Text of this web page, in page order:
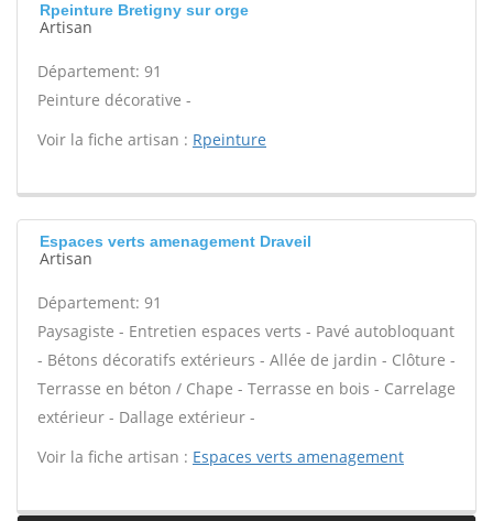
Rpeinture Bretigny sur orge
Artisan
Département: 91
Peinture décorative -
Voir la fiche artisan : Rpeinture
Espaces verts amenagement Draveil
Artisan
Département: 91
Paysagiste - Entretien espaces verts - Pavé autobloquant
- Bétons décoratifs extérieurs - Allée de jardin - Clôture -
Terrasse en béton / Chape - Terrasse en bois - Carrelage
extérieur - Dallage extérieur -
Voir la fiche artisan : Espaces verts amenagement